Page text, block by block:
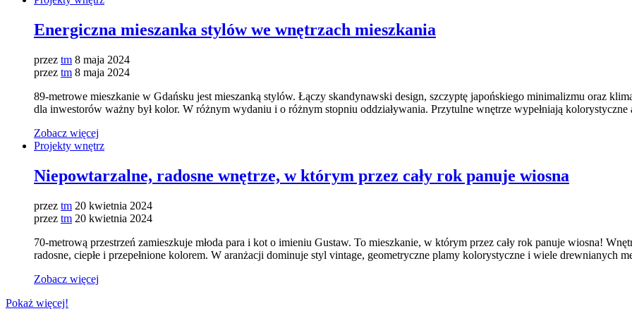
Energiczna mieszanka stylów we wnętrzach mieszkania
przez tm 8 maja 2024
przez tm 8 maja 2024
89-metrowe mieszkanie w Gdańsku jest mieszanką stylów. Łączy skandynawski design, szczyptę japońskiego minimalizmu oraz
dla inwestorów ważny był kolor. W różnym wydaniu i o różnym stopniu oddziaływania. Przytulne wnętrze wypełniają kolorystyczne
Zobacz więcej
Projekty wnętrz
Niepowtarzalne, radosne wnętrze, w którym przez cały rok panuje wiosna
przez tm 20 kwietnia 2024
przez tm 20 kwietnia 2024
70-metrową przestrzeń zamieszkuje młoda para i kot o imieniu Gustaw. To mieszkanie, w którym przez cały rok panuje wiosna!
radosne, ciepłe i przepełnione kolorem. W aranżacji dominuje styl vintage, geometryczne plamy kolorystyczne i wiele drewnianych
Zobacz więcej
Pokaż więcej!